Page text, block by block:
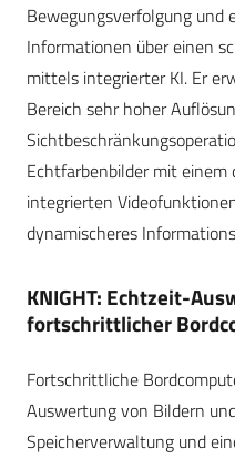
Bewegungsverfolgung und
Informationen über einen
mittels integrierter KI. Er
Bereich sehr hoher
Echtfarbenbilder mit einem
integrierten
dynamischeres
KNIGHT: Echtzeit-
fortschrittlicher
Fortschrittliche
Auswertung von Bildern
Speicherverwaltung und